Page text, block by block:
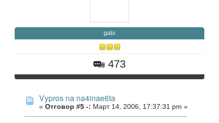
gabi
473
Vypros na na4inae6ta
« Отговор #5 -: Март 14, 2006, 17:37:31 pm »